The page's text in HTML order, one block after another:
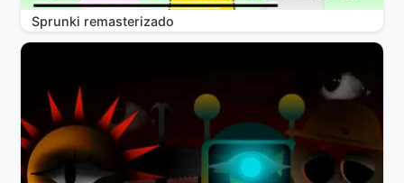
Sprunki remasterizado